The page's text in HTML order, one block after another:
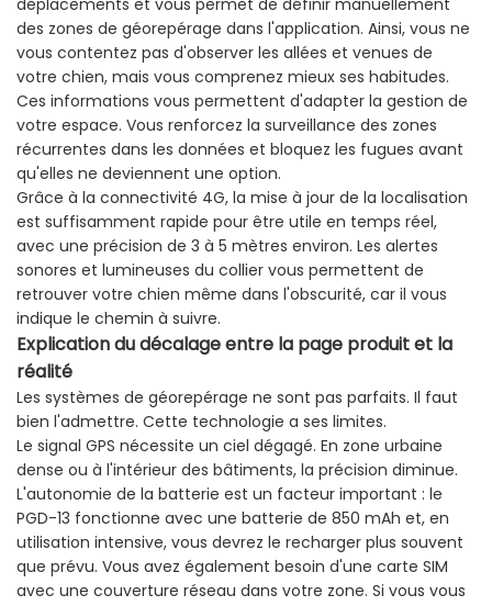
déplacements et vous permet de définir manuellement
des zones de géorepérage dans l'application. Ainsi, vous ne
vous contentez pas d'observer les allées et venues de
votre chien, mais vous comprenez mieux ses habitudes.
Ces informations vous permettent d'adapter la gestion de
votre espace. Vous renforcez la surveillance des zones
récurrentes dans les données et bloquez les fugues avant
qu'elles ne deviennent une option.
Grâce à la connectivité 4G, la mise à jour de la localisation
est suffisamment rapide pour être utile en temps réel,
avec une précision de 3 à 5 mètres environ. Les alertes
sonores et lumineuses du collier vous permettent de
retrouver votre chien même dans l'obscurité, car il vous
indique le chemin à suivre.
Explicationdudécalageentre la page produitet la
réalité
Les systèmes de géorepérage ne sont pas parfaits. Il faut
bien l'admettre. Cette technologie a ses limites.
Le signal GPS nécessite un ciel dégagé. En zone urbaine
dense ou à l'intérieur des bâtiments, la précision diminue.
L'autonomie de la batterie est un facteur important : le
PGD-13 fonctionne avec une batterie de 850 mAh et, en
utilisation intensive, vous devrez le recharger plus souvent
que prévu. Vous avez également besoin d'une carte SIM
avec une couverture réseau dans votre zone. Si vous vous